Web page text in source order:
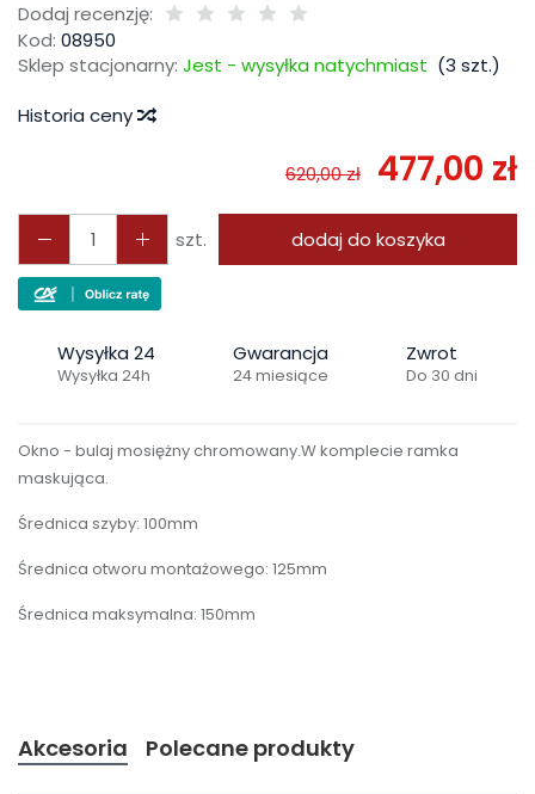
Dodaj recenzję:
Kod: 08950
Sklep stacjonarny: Jest - wysyłka natychmiast (3 szt.)
Historia ceny
620,00 zł 477,00 zł
szt. dodaj do koszyka
Wysyłka 24
Wysyłka 24h
Gwarancja
24 miesiące
Zwrot
Do 30 dni
Okno - bulaj mosiężny chromowany.W komplecie ramka
maskująca.
Średnica szyby: 100mm
Średnica otworu montażowego: 125mm
Średnica maksymalna: 150mm
Akcesoria Polecane produkty